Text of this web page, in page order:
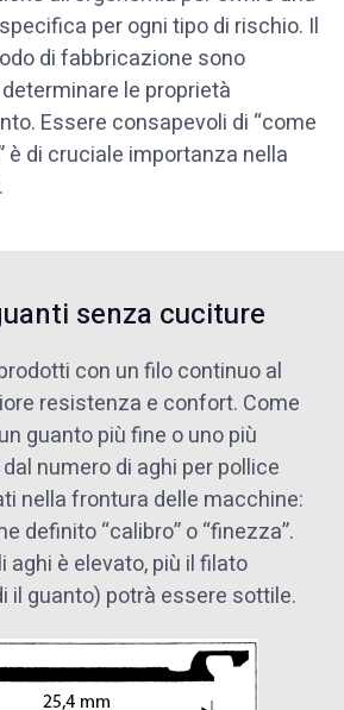
per ogni tipo di rischio. Il
di fabbricazione sono
le proprietà
Essere consapevoli di “come
è di cruciale importanza nella
senza cuciture
con un filo continuo al
resistenza e confort. Come
guanto più fine o uno più
numero di aghi per pollice
nella frontura delle macchine:
definito “calibro” o “finezza”.
aghi è elevato, più il filato
il guanto) potrà essere sottile.